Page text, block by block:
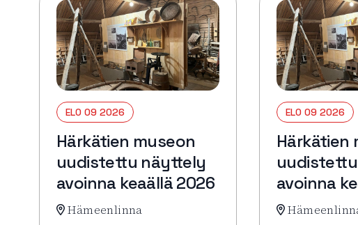
ELO 09 2026
Härkätien museon
uudistettu näyttely
avoinna keaällä 2026
Hämeenlinna
ELO 09 2026
Härkätien
avoinna